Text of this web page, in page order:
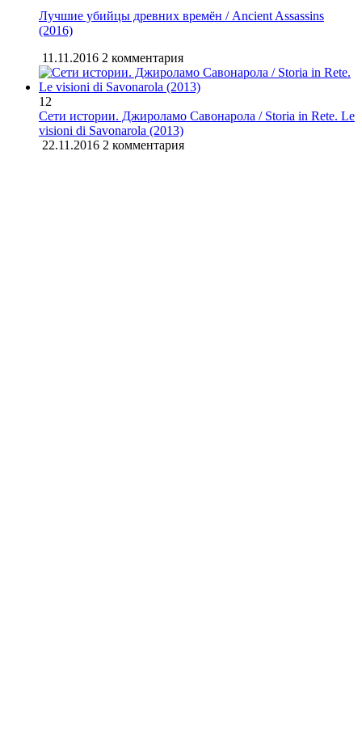
Лучшие убийцы древних времён / Ancient Assassins
(2016)
11.11.2016 2 комментария
12
Сети истории. Джироламо Савонарола / Storia in Rete. Le
visioni di Savonarola (2013)
22.11.2016 2 комментария